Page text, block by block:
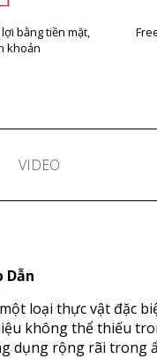
bằng tiền mặt,
khoản
VIDEO
Dẫn
loại thực vật đặc
không thể thiếu
dụng rộng rãi trong